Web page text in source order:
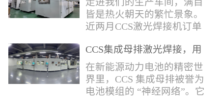
制备设备，预制标准化锡环
搭配激光定点熔锡工艺，从
方位解决精密电子量产焊接
痛点。预制锡环焊接工艺预
制锡环焊接工艺，核心优势
明显：1.锡料定量可控：锡
环设备提前卷绕/挤压成型，
走进我们的生产车间，满目
皆是热火朝天的繁忙景象。
近两月CCS激光焊接机订单
和，全员火力全开，全力奔
赴交付节点，用硬核产能响
应市场需求，用严苛品质回
馈每一份客户信任。市场认
CCS集成母排激光焊接，用
微米级工艺守护新能源电池
生命线
在新能源动力电池的精密世
界里，CCS 集成母排被誉为
电池模组的 “神经网络”。它